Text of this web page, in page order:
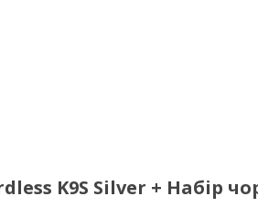
K9S Silver + Набір